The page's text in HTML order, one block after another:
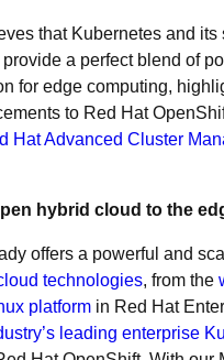
that Kubernetes and its
a perfect blend of
for edge computing,
to Red Hat
Hat Advanced Cluster
hybrid cloud to the
offers a powerful and
technologies, from the
platform in Red Hat
leading enterprise